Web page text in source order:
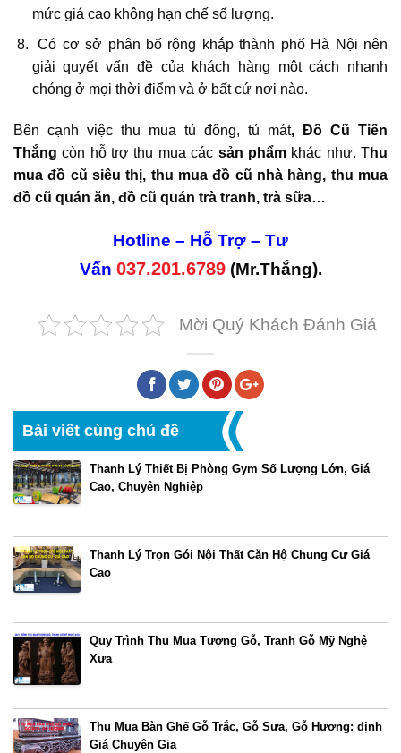
mức giá cao không hạn chế số lượng.
Có cơ sở phân bố rộng khắp thành phố Hà Nội nên
giải quyết vấn đề của khách hàng một cách nhanh
chóng ở mọi thời điểm và ở bất cứ nơi nào.
Bên cạnh việc thu mua tủ đông, tủ mát, Đồ Cũ Tiến
Thắng còn hỗ trợ thu mua các sản phẩmkhác như. Thu
mua đồ cũ siêu thị, thu mua đồ cũ nhà hàng, thu mua
đồ cũ quán ăn, đồ cũ quán trà tranh, trà sữa…
Hotline – Hỗ Trợ – Tư
Vấn 037.201.6789(Mr.Thắng).
Mời Quý Khách Đánh Giá
Bài viết cùng chủ đề
Thanh Lý Thiết Bị Phòng Gym Số Lượng Lớn, Giá
Cao, Chuyên Nghiệp
Thanh Lý Trọn Gói Nội Thất Căn Hộ Chung Cư Giá
Cao
Quy Trình Thu Mua Tượng Gỗ, Tranh Gỗ Mỹ Nghệ
Xưa
Thu Mua Bàn Ghế Gỗ Trắc, Gỗ Sưa, Gỗ Hương: định
Giá Chuyên Gia